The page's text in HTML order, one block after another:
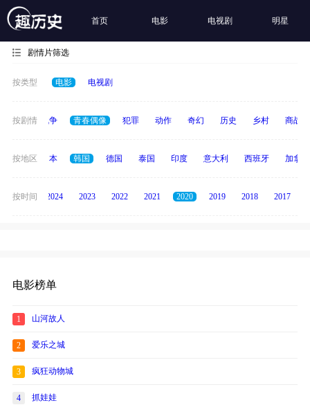
首页 电影 电视剧 明星
剧情片筛选
按类型 电影 电视剧
按剧情
古装 战争 青春偶像 犯罪 动作 奇幻 历史 乡村 商战
按地区
英国 日本 韩国 德国 泰国 印度 意大利 西班牙 加拿大
按时间
2025 2024 2023 2022 2021 2020 2019 2018 2017
电影榜单
1 山河故人
2 爱乐之城
3 疯狂动物城
4 抓娃娃